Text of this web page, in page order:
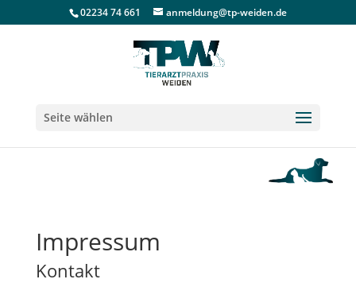
02234 74 661 anmeldung@tp-weiden.de
Seite wählen
Impressum
Kontakt